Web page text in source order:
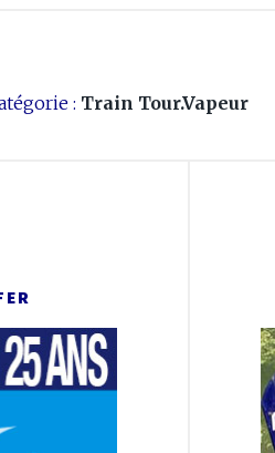
: Train Tour.Vapeur